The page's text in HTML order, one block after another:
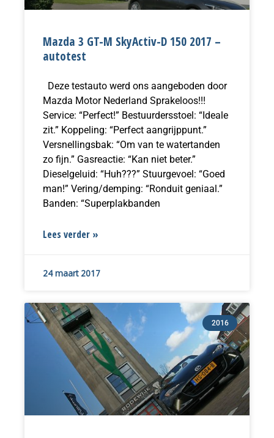
Mazda 3 GT-M SkyActiv-D 150 2017 –
autotest
Deze testauto werd ons aangeboden door
Mazda Motor Nederland Sprakeloos!!!
Service: “Perfect!” Bestuurdersstoel: “Ideale
zit.” Koppeling: “Perfect aangrijppunt.”
Versnellingsbak: “Om van te watertanden
zo fijn.” Gasreactie: “Kan niet beter.”
Dieselgeluid: “Huh???” Stuurgevoel: “Goed
man!” Vering/demping: “Ronduit geniaal.”
Banden: “Superplakbanden
Lees verder »
24 maart 2017
2016